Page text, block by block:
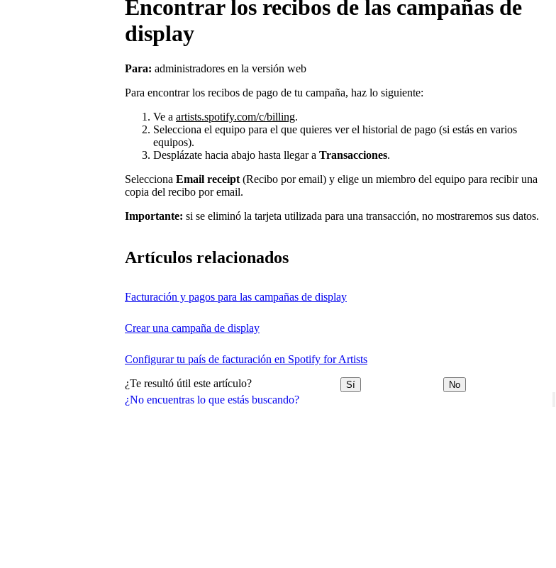
¿No encuentras lo que estás buscando?
Encontrar los recibos de las campañas de
display
Para: administradores en la versión web
Para encontrar los recibos de pago de tu campaña, haz lo siguiente:
Ve a artists.spotify.com/c/billing.
Selecciona el equipo para el que quieres ver el historial de pago (si estás en varios
equipos).
Desplázate hacia abajo hasta llegar a Transacciones.
Selecciona Email receipt (Recibo por email) y elige un miembro del equipo para recibir una
copia del recibo por email.
Importante: si se eliminó la tarjeta utilizada para una transacción, no mostraremos sus datos.
Artículos relacionados
Facturación y pagos para las campañas de display
Crear una campaña de display
Configurar tu país de facturación en Spotify for Artists
¿Te resultó útil este artículo? Sí No